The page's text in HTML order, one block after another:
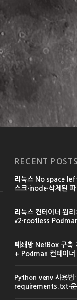
RECENT POSTS
리눅스 No space
스크·inode·삭제된
리눅스 컨테이너 원
v2·rootless
폐쇄망 NetBox 구축
+ Podman 컨테이너
Python venv 사용법:
requirements.txt·운